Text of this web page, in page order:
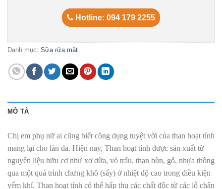
Hotline: 094 179 2255
Danh mục: Sữa rửa mặt
MÔ TẢ
Chị em phụ nữ ai cũng biết công dụng tuyệt vời của than hoạt tính
mang lại cho làn da. Hiện nay, Than hoạt tính được sản xuất từ
nguyên liệu hữu cơ như xơ dừa, vỏ trấu, than bùn, gỗ, nhựa thông
qua một quá trình chưng khô (sấy) ở nhiệt độ cao trong điều kiện
yếm khí. Than hoạt tính có thể hấp thụ các chất độc từ các lỗ chân